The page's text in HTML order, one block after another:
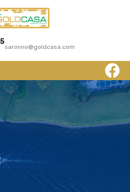
saronno@goldcasa.com